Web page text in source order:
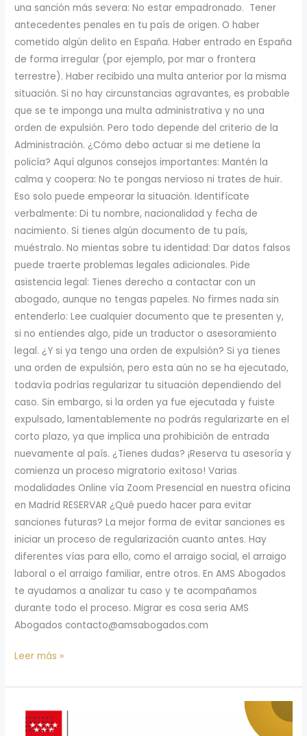
una sanción más severa: No estar empadronado. Tener
antecedentes penales en tu país de origen. O haber
cometido algún delito en España. Haber entrado en España
de forma irregular (por ejemplo, por mar o frontera
terrestre). Haber recibido una multa anterior por la misma
situación. Si no hay circunstancias agravantes, es probable
que se te imponga una multa administrativa y no una
orden de expulsión. Pero todo depende del criterio de la
Administración. ¿Cómo debo actuar si me detiene la
policía? Aquí algunos consejos importantes: Mantén la
calma y coopera: No te pongas nervioso ni trates de huir.
Eso solo puede empeorar la situación. Identifícate
verbalmente: Di tu nombre, nacionalidad y fecha de
nacimiento. Si tienes algún documento de tu país,
muéstralo. No mientas sobre tu identidad: Dar datos falsos
puede traerte problemas legales adicionales. Pide
asistencia legal: Tienes derecho a contactar con un
abogado, aunque no tengas papeles. No firmes nada sin
entenderlo: Lee cualquier documento que te presenten y,
si no entiendes algo, pide un traductor o asesoramiento
legal. ¿Y si ya tengo una orden de expulsión? Si ya tienes
una orden de expulsión, pero esta aún no se ha ejecutado,
todavía podrías regularizar tu situación dependiendo del
caso. Sin embargo, si la orden ya fue ejecutada y fuiste
expulsado, lamentablemente no podrás regularizarte en el
corto plazo, ya que implica una prohibición de entrada
nuevamente al país. ¿Tienes dudas? ¡Reserva tu asesoría y
comienza un proceso migratorio exitoso! Varias
modalidades Online vía Zoom Presencial en nuestra oficina
en Madrid RESERVAR ¿Qué puedo hacer para evitar
sanciones futuras? La mejor forma de evitar sanciones es
iniciar un proceso de regularización cuanto antes. Hay
diferentes vías para ello, como el arraigo social, el arraigo
laboral o el arraigo familiar, entre otros. En AMS Abogados
te ayudamos a analizar tu caso y te acompañamos
durante todo el proceso. Migrar es cosa seria AMS
Abogados contacto@amsabogados.com
Leer más »
Todo